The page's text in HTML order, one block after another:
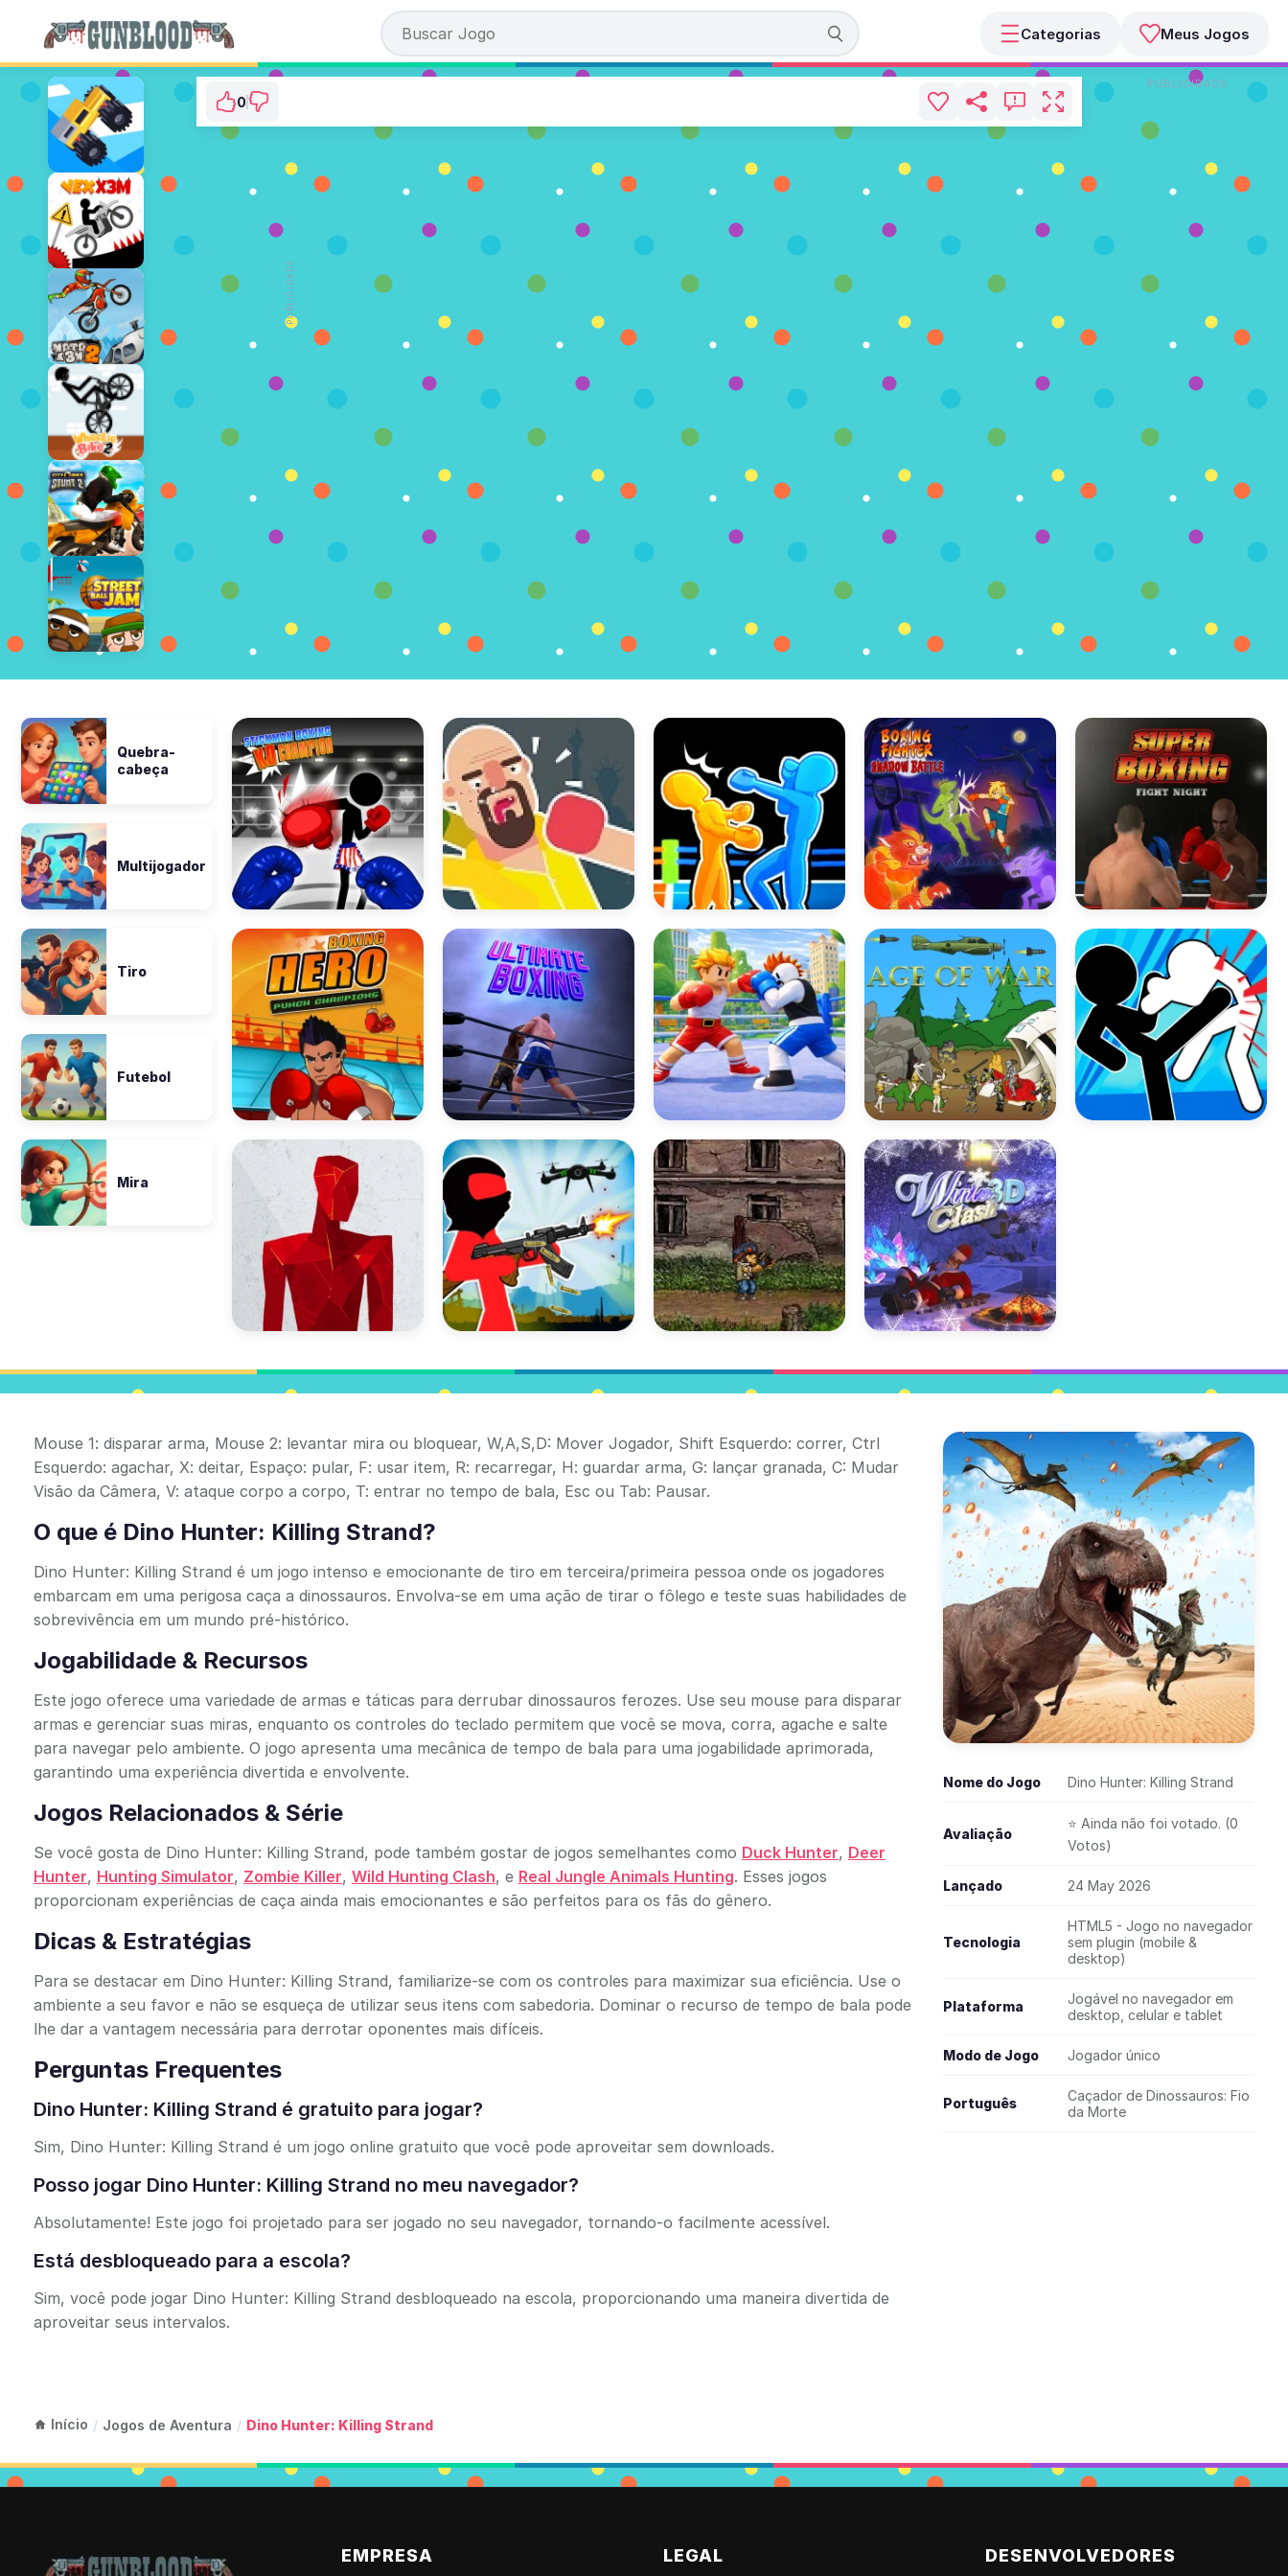
Categorias Meus Jogos
⭐ Ainda não foi votado. (0 Votos)
JOGAR AGORA
0
PUBLICIDADE
PUBLICIDADE
Quebra-
cabeça
Multijogador
Tiro
Futebol
Mira
Mouse 1: disparar arma, Mouse 2: levantar mira ou bloquear, W,A,S,D: Mover Jogador, Shift Esquerdo: correr, Ctrl
Esquerdo: agachar, X: deitar, Espaço: pular, F: usar item, R: recarregar, H: guardar arma, G: lançar granada, C: Mudar
Visão da Câmera, V: ataque corpo a corpo, T: entrar no tempo de bala, Esc ou Tab: Pausar.
O que é Dino Hunter: Killing Strand?
Dino Hunter: Killing Strand é um jogo intenso e emocionante de tiro em terceira/primeira pessoa onde os jogadores
embarcam em uma perigosa caça a dinossauros. Envolva-se em uma ação de tirar o fôlego e teste suas habilidades de
sobrevivência em um mundo pré-histórico.
Jogabilidade & Recursos
Este jogo oferece uma variedade de armas e táticas para derrubar dinossauros ferozes. Use seu mouse para disparar
armas e gerenciar suas miras, enquanto os controles do teclado permitem que você se mova, corra, agache e salte
para navegar pelo ambiente. O jogo apresenta uma mecânica de tempo de bala para uma jogabilidade aprimorada,
garantindo uma experiência divertida e envolvente.
Jogos Relacionados & Série
Se você gosta de Dino Hunter: Killing Strand, pode também gostar de jogos semelhantes como Duck Hunter, Deer
Hunter, Hunting Simulator, Zombie Killer, Wild Hunting Clash, e Real Jungle Animals Hunting. Esses jogos
proporcionam experiências de caça ainda mais emocionantes e são perfeitos para os fãs do gênero.
Dicas & Estratégias
Para se destacar em Dino Hunter: Killing Strand, familiarize-se com os controles para maximizar sua eficiência. Use o
ambiente a seu favor e não se esqueça de utilizar seus itens com sabedoria. Dominar o recurso de tempo de bala pode
lhe dar a vantagem necessária para derrotar oponentes mais difíceis.
Perguntas Frequentes
Dino Hunter: Killing Strand é gratuito para jogar?
Sim, Dino Hunter: Killing Strand é um jogo online gratuito que você pode aproveitar sem downloads.
Posso jogar Dino Hunter: Killing Strand no meu navegador?
Absolutamente! Este jogo foi projetado para ser jogado no seu navegador, tornando-o facilmente acessível.
Está desbloqueado para a escola?
Sim, você pode jogar Dino Hunter: Killing Strand desbloqueado na escola, proporcionando uma maneira divertida de
aproveitar seus intervalos.
Nome do Jogo Dino Hunter: Killing Strand
Avaliação
⭐ Ainda não foi votado. (0
Votos)
Lançado 24 May 2026
Tecnologia
HTML5 - Jogo no navegador
sem plugin (mobile &
desktop)
Plataforma
Jogável no navegador em
desktop, celular e tablet
Modo de Jogo Jogador único
Português
Caçador de Dinossauros: Fio
da Morte
Início / Jogos de Aventura / Dino Hunter: Killing Strand
EMPRESA LEGAL DESENVOLVEDORES